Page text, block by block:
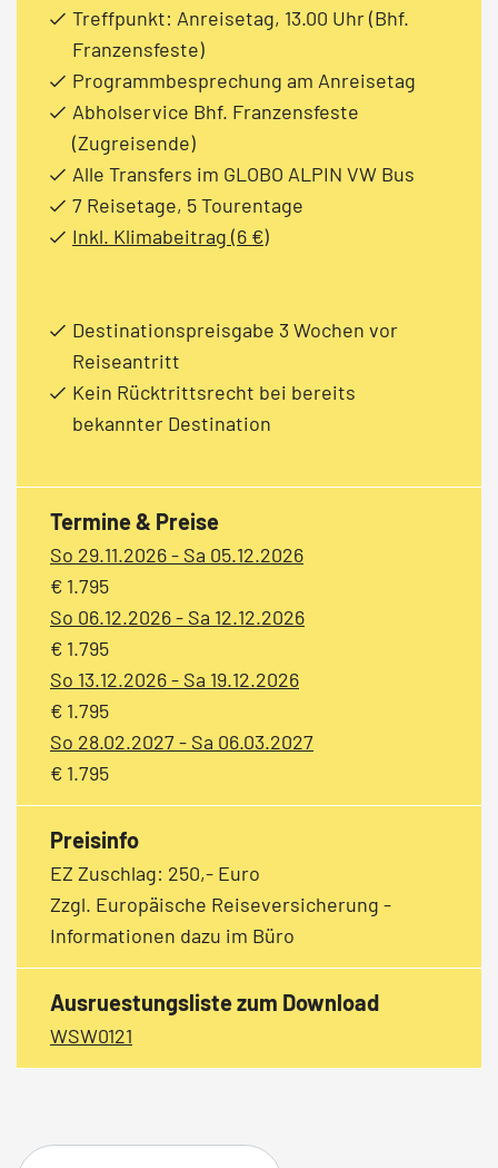
Treffpunkt: Anreisetag, 13.00 Uhr (Bhf.
Franzensfeste)
Programmbesprechung am Anreisetag
Abholservice Bhf. Franzensfeste
(Zugreisende)
Alle Transfers im GLOBO ALPIN VW Bus
7 Reisetage, 5 Tourentage
Inkl. Klimabeitrag (6 €)
Destinationspreisgabe 3 Wochen vor
Reiseantritt
Kein Rücktrittsrecht bei bereits
bekannter Destination
Termine & Preise
So 29.11.2026 - Sa 05.12.2026
€ 1.795
So 06.12.2026 - Sa 12.12.2026
€ 1.795
So 13.12.2026 - Sa 19.12.2026
€ 1.795
So 28.02.2027 - Sa 06.03.2027
€ 1.795
Preisinfo
EZ Zuschlag: 250,- Euro
Zzgl. Europäische Reiseversicherung -
Informationen dazu im Büro
Ausruestungsliste zum Download
WSW0121